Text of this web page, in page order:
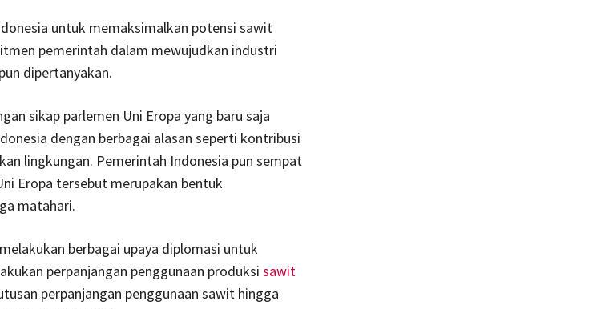
untuk memaksimalkan potensi sawit
pemerintah dalam mewujudkan industri
dipertanyakan.
sikap parlemen Uni Eropa yang baru saja
dengan berbagai alasan seperti kontribusi
lingkungan. Pemerintah Indonesia pun sempat
Eropa tersebut merupakan bentuk
matahari.
berbagai upaya diplomasi untuk
perpanjangan penggunaan produksi sawit
perpanjangan penggunaan sawit hingga